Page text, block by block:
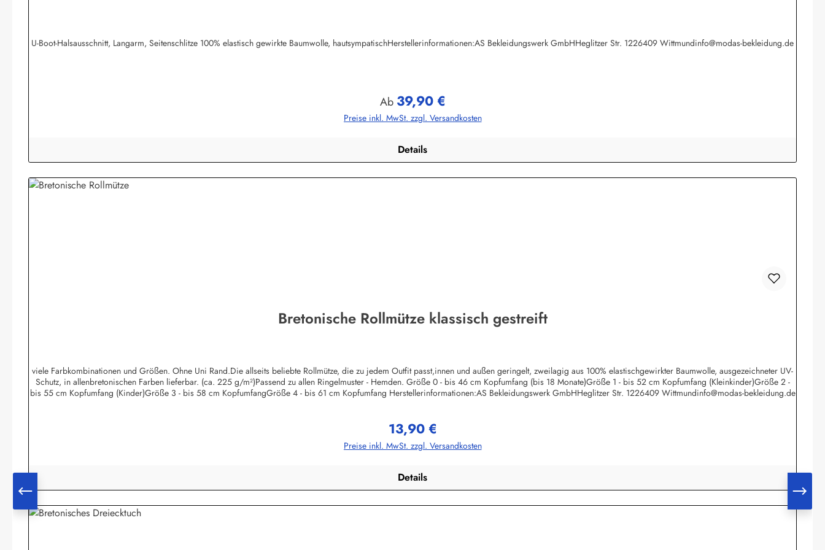
U-Boot-Halsausschnitt, Langarm, Seitenschlitze 100% elastisch gewirkte Baumwolle, hautsympatischHerstellerinformationen:AS Bekleidungswerk GmbHHeglitzer Str. 1226409 Wittmundinfo@modas-bekleidung.de
Regulärer Preis:
Ab 39,90 €
Preise inkl. MwSt. zzgl. Versandkosten
Details
Bretonische Rollmütze klassisch gestreift
viele Farbkombinationen und Größen. Ohne Uni Rand.Die allseits beliebte Rollmütze, die zu jedem Outfit passt,innen und außen geringelt, zweilagig aus 100% elastischgewirkter Baumwolle, ausgezeichneter UV-
Schutz, in allenbretonischen Farben lieferbar. (ca. 225 g/m²)Passend zu allen Ringelmuster - Hemden. Größe 0 - bis 46 cm Kopfumfang (bis 18 Monate)Größe 1 - bis 52 cm Kopfumfang (Kleinkinder)Größe 2 -
bis 55 cm Kopfumfang (Kinder)Größe 3 - bis 58 cm KopfumfangGröße 4 - bis 61 cm Kopfumfang Herstellerinformationen:AS Bekleidungswerk GmbHHeglitzer Str. 1226409 Wittmundinfo@modas-bekleidung.de
Regulärer Preis:
13,90 €
Preise inkl. MwSt. zzgl. Versandkosten
Details